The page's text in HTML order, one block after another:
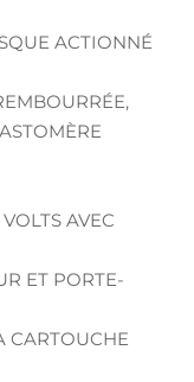
ACTIONNÉ
AVEC
ET PORTE-
CARTOUCHE